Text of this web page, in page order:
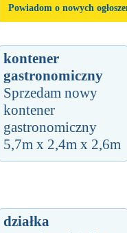
Powiadom o nowych
kontener
gastronomiczny
Sprzedam nowy
kontener
gastronomiczny
5,7m x 2,4m x 2,6m
działka